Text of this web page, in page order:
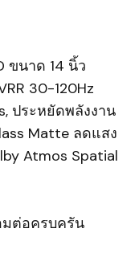
ขนาด 14 นิ้ว
30-120Hz
ประหยัดพลังงาน
Matte ลดแสง
Atmos Spatial
มต่อครบครัน